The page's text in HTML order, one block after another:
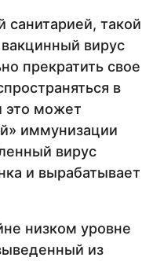
такой
вирус
прекратить свое
в
это может
иммунизации
вирус
и вырабатывает
низком уровне
из